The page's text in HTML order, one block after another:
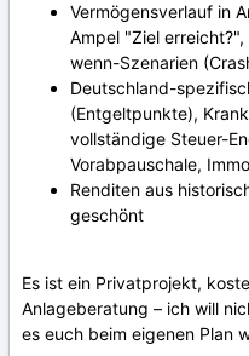
Vermögensverlauf in
Ampel "Ziel
wenn-Szenarien
Deutschland-
(Entgeltpunkte),
vollständige Steuer-
Vorabpauschale,
Renditen aus
geschönt
Es ist ein Privatprojekt,
Anlageberatung – ich will
es euch beim eigenen Plan